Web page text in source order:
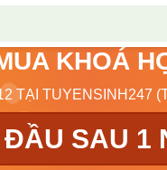
KHOÁ
TẠI TUYENSINH247
SAU 1